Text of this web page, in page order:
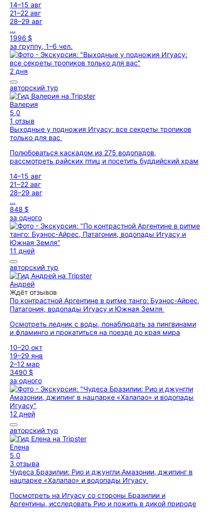
14–15 авг
21–22 авг
28–29 авг
...
1996 $
за группу, 1–6 чел.
2 дня
авторский тур
Валерия
5,0
1 отзыв
Выходные у подножия Игуасу: все секреты тропиков
только для вас
Полюбоваться каскадом из 275 водопадов,
рассмотреть райских птиц и посетить буддийский храм
14–15 авг
21–22 авг
28–29 авг
...
848 $
за одного
11 дней
авторский тур
Андрей
Ждёт отзывов
По контрастной Аргентине в ритме танго: Буэнос-Айрес,
Патагония, водопады Игуасу и Южная Земля
Осмотреть ледник с воды, понаблюдать за пингвинами
и фламинго и прокатиться на поезде до края мира
10–20 окт
19–29 янв
2–12 мар
3490 $
за одного
12 дней
авторский тур
Елена
5,0
3 отзыва
Чудеса Бразилии: Рио и джунгли Амазонии, джипинг в
нацпарке «Халапао» и водопады Игуасу
Посмотреть на Игуасу со стороны Бразилии и
Аргентины, исследовать Рио и пожить в дикой природе